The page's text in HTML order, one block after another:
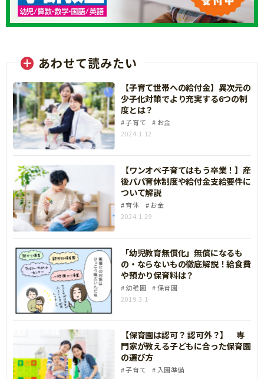
あわせて読みたい
【子育て世帯への給付金】異次元の
少子化対策でより充実する6つの制
度とは？
子育て
お金
2024.1.12
【ワンオペ子育てはもう卒業！】産
後パパ育休制度や給付金支給要件に
ついて解説
育休
お金
2024.1.29
「幼児教育無償化」無償になるも
の・ならないもの徹底解説！給食費
や預かり保育料は？
幼稚園
保育園
2019.3.1
【保育園は認可？ 認可外？】 専
門家が教える子どもに合った保育園
の選び方
子育て
入園準備